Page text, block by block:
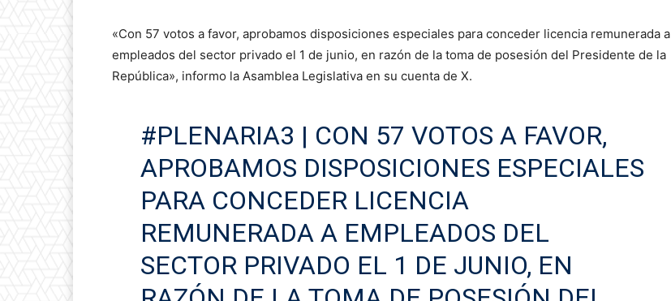
«Con 57 votos a favor, aprobamos disposiciones especiales para conceder licencia remunerada a
empleados del sector privado el 1 de junio, en razón de la toma de posesión del Presidente de la
República», informo la Asamblea Legislativa en su cuenta de X.
#PLENARIA3 | CON 57 VOTOS A FAVOR,
APROBAMOS DISPOSICIONES ESPECIALES
PARA CONCEDER LICENCIA
REMUNERADA A EMPLEADOS DEL
SECTOR PRIVADO EL 1 DE JUNIO, EN